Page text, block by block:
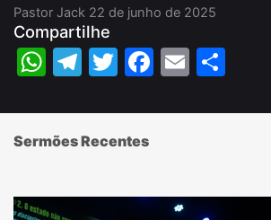
Pastor Jack 22 de junho de 2025
Compartilhe
WhatsApp
Telegram
Twitter
Facebook
Email
Sermões Recentes